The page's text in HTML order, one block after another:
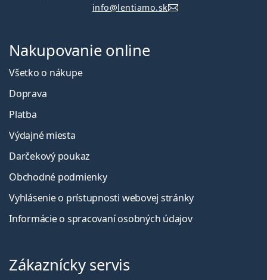
info@lentiamo.sk
Nakupovanie online
Všetko o nákupe
Doprava
Platba
Výdajné miesta
Darčekový poukaz
Obchodné podmienky
Vyhlásenie o prístupnosti webovej stránky
Informácie o spracovaní osobných údajov
Zákaznícky servis